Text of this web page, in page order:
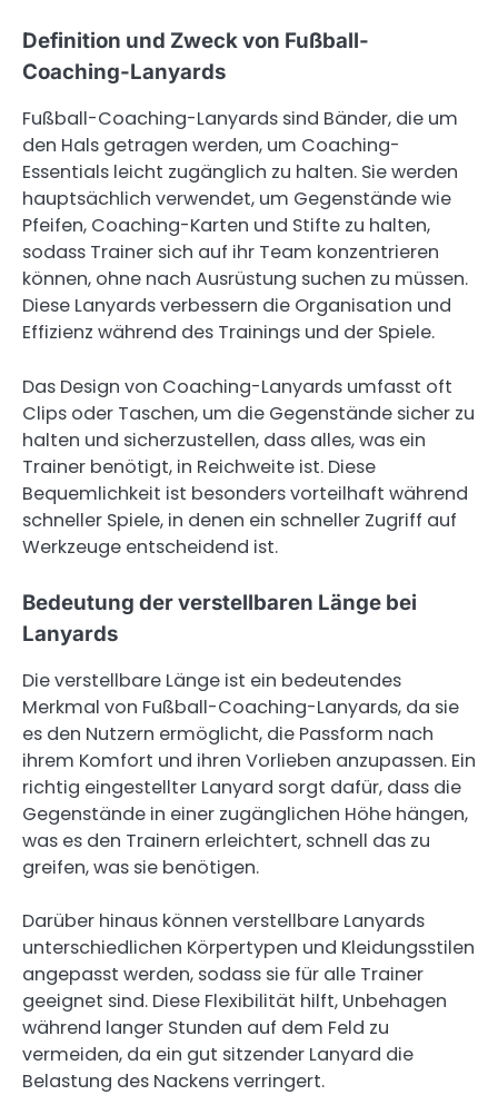
Definition und Zweck von Fußball-
Coaching-Lanyards
Fußball-Coaching-Lanyards sind Bänder, die um
den Hals getragen werden, um Coaching-
Essentials leicht zugänglich zu halten. Sie werden
hauptsächlich verwendet, um Gegenstände wie
Pfeifen, Coaching-Karten und Stifte zu halten,
sodass Trainer sich auf ihr Team konzentrieren
können, ohne nach Ausrüstung suchen zu müssen.
Diese Lanyards verbessern die Organisation und
Effizienz während des Trainings und der Spiele.
Das Design von Coaching-Lanyards umfasst oft
Clips oder Taschen, um die Gegenstände sicher zu
halten und sicherzustellen, dass alles, was ein
Trainer benötigt, in Reichweite ist. Diese
Bequemlichkeit ist besonders vorteilhaft während
schneller Spiele, in denen ein schneller Zugriff auf
Werkzeuge entscheidend ist.
Bedeutung der verstellbaren Länge bei
Lanyards
Die verstellbare Länge ist ein bedeutendes
Merkmal von Fußball-Coaching-Lanyards, da sie
es den Nutzern ermöglicht, die Passform nach
ihrem Komfort und ihren Vorlieben anzupassen. Ein
richtig eingestellter Lanyard sorgt dafür, dass die
Gegenstände in einer zugänglichen Höhe hängen,
was es den Trainern erleichtert, schnell das zu
greifen, was sie benötigen.
Darüber hinaus können verstellbare Lanyards
unterschiedlichen Körpertypen und Kleidungsstilen
angepasst werden, sodass sie für alle Trainer
geeignet sind. Diese Flexibilität hilft, Unbehagen
während langer Stunden auf dem Feld zu
vermeiden, da ein gut sitzender Lanyard die
Belastung des Nackens verringert.